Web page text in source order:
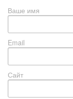
Ваше имя
Email
Сайт